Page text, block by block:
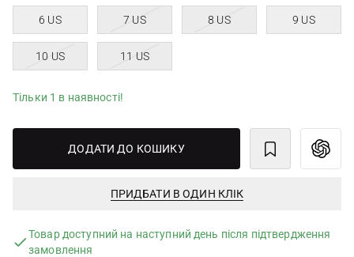
6 US 7 US 8 US 9 US
10 US 11 US
Тільки 1 в наявності!
ДОДАТИ ДО КОШИКУ
ПРИДБАТИ В ОДИН КЛІК
Товар доступний на наступний день після підтвердження
замовлення